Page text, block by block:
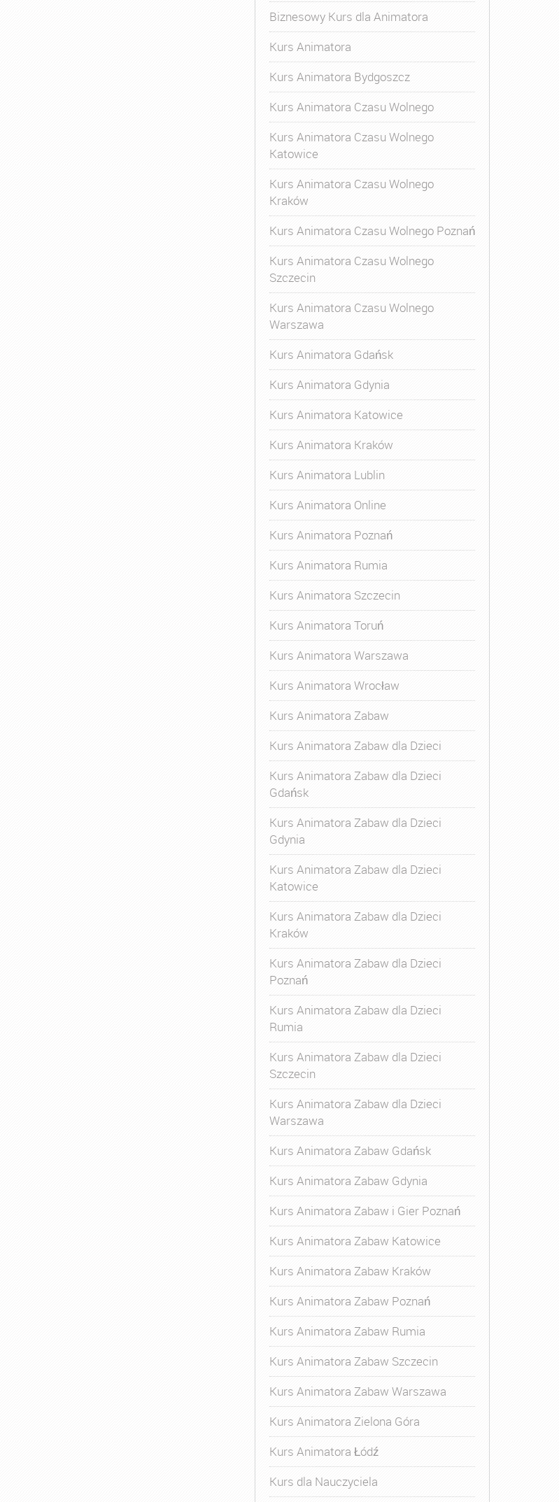
Biznesowy Kurs dla Animatora
Kurs Animatora
Kurs Animatora Bydgoszcz
Kurs Animatora Czasu Wolnego
Kurs Animatora Czasu Wolnego
Katowice
Kurs Animatora Czasu Wolnego
Kraków
Kurs Animatora Czasu Wolnego Poznań
Kurs Animatora Czasu Wolnego
Szczecin
Kurs Animatora Czasu Wolnego
Warszawa
Kurs Animatora Gdańsk
Kurs Animatora Gdynia
Kurs Animatora Katowice
Kurs Animatora Kraków
Kurs Animatora Lublin
Kurs Animatora Online
Kurs Animatora Poznań
Kurs Animatora Rumia
Kurs Animatora Szczecin
Kurs Animatora Toruń
Kurs Animatora Warszawa
Kurs Animatora Wrocław
Kurs Animatora Zabaw
Kurs Animatora Zabaw dla Dzieci
Kurs Animatora Zabaw dla Dzieci
Gdańsk
Kurs Animatora Zabaw dla Dzieci
Gdynia
Kurs Animatora Zabaw dla Dzieci
Katowice
Kurs Animatora Zabaw dla Dzieci
Kraków
Kurs Animatora Zabaw dla Dzieci
Poznań
Kurs Animatora Zabaw dla Dzieci
Rumia
Kurs Animatora Zabaw dla Dzieci
Szczecin
Kurs Animatora Zabaw dla Dzieci
Warszawa
Kurs Animatora Zabaw Gdańsk
Kurs Animatora Zabaw Gdynia
Kurs Animatora Zabaw i Gier Poznań
Kurs Animatora Zabaw Katowice
Kurs Animatora Zabaw Kraków
Kurs Animatora Zabaw Poznań
Kurs Animatora Zabaw Rumia
Kurs Animatora Zabaw Szczecin
Kurs Animatora Zabaw Warszawa
Kurs Animatora Zielona Góra
Kurs Animatora Łódź
Kurs dla Nauczyciela